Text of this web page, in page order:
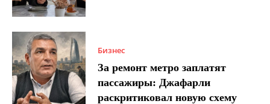
Бизнес
За ремонт метро заплатят
пассажиры: Джафарли
раскритиковал новую схему